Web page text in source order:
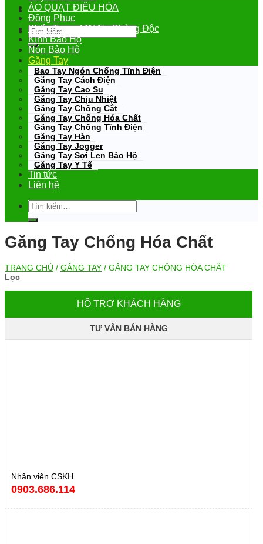
Tìm
kiếm:
ÁO QUẠT ĐIỀU HÒA
Đồng Phục
Khẩu Trang-Mặt Nạ Phòng Độc
Kính Bảo Hộ
Nón Bảo Hộ
Găng Tay
Bao Tay Ngón Chống Tĩnh Điện
Găng Tay Cách Điện
Găng Tay Cao Su
Găng Tay Chịu Nhiệt
Găng Tay Chống Cắt
Găng Tay Chống Hóa Chất
Găng Tay Chống Tĩnh Điện
Găng Tay Hàn
Găng Tay Jogger
Găng Tay Sợi Len Bảo Hộ
Găng Tay Y Tế
Tin tức
Liên hệ
Tìm
kiếm:
Găng Tay Chống Hóa Chất
TRANG CHỦ / GĂNG TAY / GĂNG TAY CHỐNG HÓA CHẤT
Lọc
HỖ TRỢ KHÁCH HÀNG
TƯ VẤN BÁN HÀNG
Nhân viên CSKH
0903.686.114